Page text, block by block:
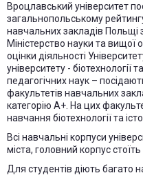
Вроцлавський університет
загальнопольському
навчальних закладів Польщі
Міністерство науки та
оцінки діяльності
університету - біотехнології
педагогічних наук –
факультетів навчальних
категорію А+. На цих
навчання біотехнології та
Всі навчальні корпуси
міста, головний корпус
Для студентів діють багато